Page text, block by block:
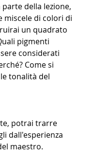
della lezione,
miscele di colori di
un quadrato
pigmenti
considerati
Come si
tonalità del
potrai trarre
dall'esperienza
maestro.